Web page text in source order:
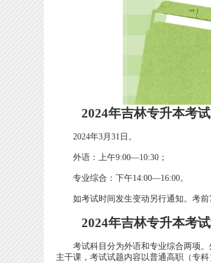
2024年吉林专升本考试
2024年3月31日。
外语：上午9:00—10:30；
专业综合：下午14:00—16:00。
如考试时间发生变动另行通知。考前7
2024年吉林专升本考试
考试科目分为外语和专业综合两项。
主干课，考试试题内容以普通高职（专